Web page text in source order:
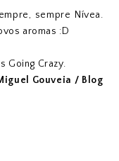
sempre Nívea.
aromas :D
Going Crazy.
Gouveia / Blog